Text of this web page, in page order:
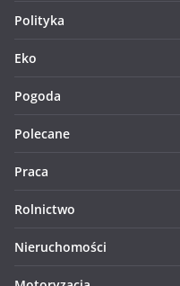
Polityka
Eko
Pogoda
Polecane
Praca
Rolnictwo
Nieruchomości